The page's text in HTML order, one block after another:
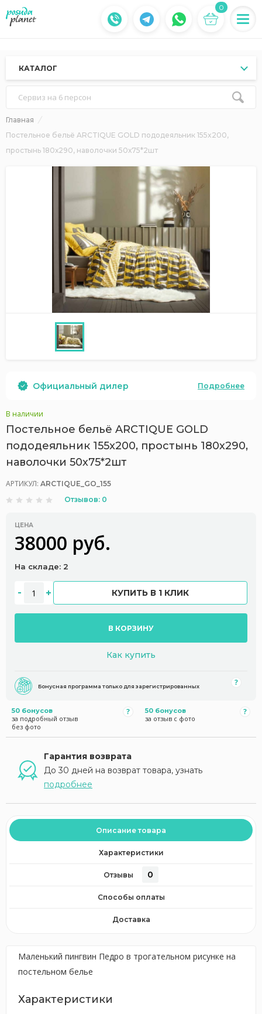
0
КАТАЛОГ
Сервиз на 6 персон
Главная
Постельное бельё ARCTIQUE GOLD пододеяльник 155x200,
простынь 180х290, наволочки 50х75*2шт
Официальный дилер Подробнее
В наличии
Постельное бельё ARCTIQUE GOLD
пододеяльник 155x200, простынь 180х290,
наволочки 50х75*2шт
АРТИКУЛ: ARCTIQUE_GO_155
Отзывов: 0
ЦЕНА
38000 руб.
На складе: 2
КУПИТЬ В 1 КЛИК
В КОРЗИНУ
Как купить
Бонусная программа только для зарегистрированных
50 бонусов
за подробный отзыв
без фото
50 бонусов
за отзыв с фото
Гарантия возврата
До 30 дней на возврат товара, узнать
подробнее
Описание товара
Характеристики
Отзывы 0
Способы оплаты
Доставка
Маленький пингвин Педро в трогательном рисунке на
постельном белье
Характеристики